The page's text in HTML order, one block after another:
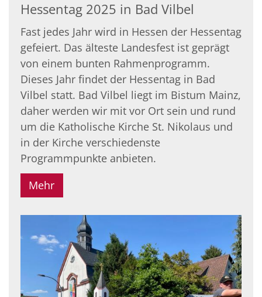
Hessentag 2025 in Bad Vilbel
Fast jedes Jahr wird in Hessen der Hessentag
gefeiert. Das älteste Landesfest ist geprägt
von einem bunten Rahmenprogramm.
Dieses Jahr findet der Hessentag in Bad
Vilbel statt. Bad Vilbel liegt im Bistum Mainz,
daher werden wir mit vor Ort sein und rund
um die Katholische Kirche St. Nikolaus und
in der Kirche verschiedenste
Programmpunkte anbieten.
Mehr